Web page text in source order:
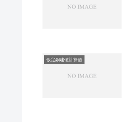
仮定銅建値計算値